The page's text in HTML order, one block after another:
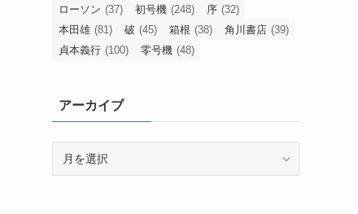
ローソン (37) 初号機 (248) 序 (32)
本田雄 (81) 破 (45) 箱根 (38) 角川書店 (39)
貞本義行 (100) 零号機 (48)
アーカイブ